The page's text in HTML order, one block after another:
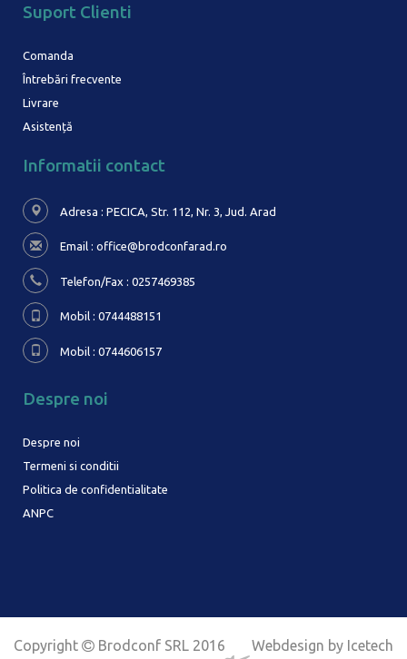
Suport Clienti
Comanda
Întrebări frecvente
Livrare
Asistență
Informatii contact
Adresa : PECICA, Str. 112, Nr. 3, Jud. Arad
Email : office@brodconfarad.ro
Telefon/Fax : 0257469385
Mobil : 0744488151
Mobil : 0744606157
Despre noi
Despre noi
Termeni si conditii
Politica de confidentialitate
ANPC
Copyright Brodconf SRL 2016 Webdesign by Icetech